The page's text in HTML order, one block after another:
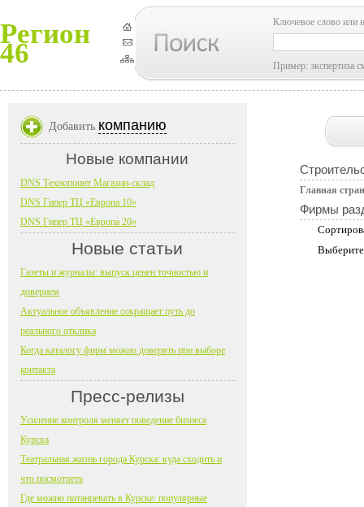
Регион
46
Ключевое слово или
Пример: экспертиза
Главная
Фирмы
Добавить компанию
Новые компании
DNS Технопоинт Магазин-склад
DNS Гипер ТЦ «Европа 10»
DNS Гипер ТЦ «Европа 20»
Новые статьи
Газеты и журналы: выпуск ценен точностью и
доверием
Актуальное объявление сокращает путь до
реального отклика
Когда каталогу фирм можно доверять при выборе
контакта
Пресс-релизы
Усиление контроля меняет поведение бизнеса
Курска
Театральная жизнь города Курска: куда сходить и
что посмотреть
Где можно потанцевать в Курске: популярные